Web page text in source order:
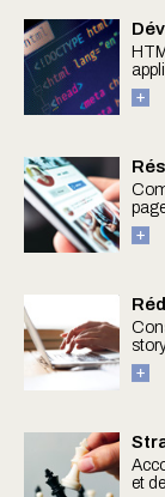
et